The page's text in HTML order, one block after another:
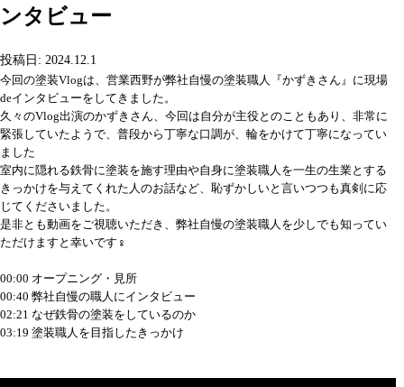
ンタビュー
投稿日: 2024.12.1
今回の塗装Vlogは、営業西野が弊社自慢の塗装職人『かずきさん』に現場
deインタビューをしてきました。
久々のVlog出演のかずきさん、今回は自分が主役とのこともあり、非常に
緊張していたようで、普段から丁寧な口調が、輪をかけて丁寧になってい
ました
室内に隠れる鉄骨に塗装を施す理由や自身に塗装職人を一生の生業とする
きっかけを与えてくれた人のお話など、恥ずかしいと言いつつも真剣に応
じてくださいました。
是非とも動画をご視聴いただき、弊社自慢の塗装職人を少しでも知ってい
ただけますと幸いです‍♀️
00:00 オープニング・見所
00:40 弊社自慢の職人にインタビュー
02:21 なぜ鉄骨の塗装をしているのか
03:19 塗装職人を目指したきっかけ